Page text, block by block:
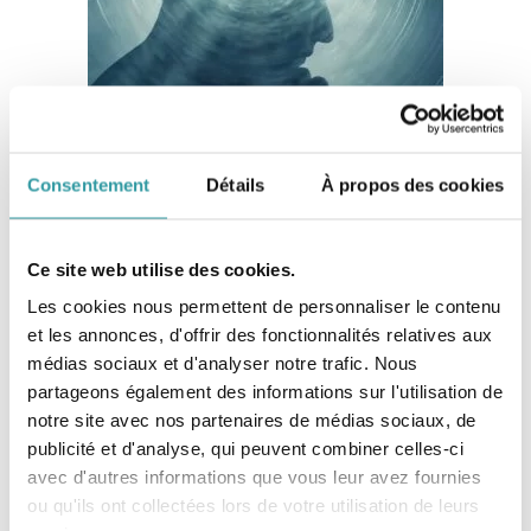
Consentement Détails À propos des cookies
Ce site web utilise des cookies.
Les cookies nous permettent de personnaliser le contenu
et les annonces, d'offrir des fonctionnalités relatives aux
médias sociaux et d'analyser notre trafic. Nous
partageons également des informations sur l'utilisation de
notre site avec nos partenaires de médias sociaux, de
publicité et d'analyse, qui peuvent combiner celles-ci
avec d'autres informations que vous leur avez fournies
ou qu'ils ont collectées lors de votre utilisation de leurs
Devenir Hypnothérapeute
Edupsy® est dirigé par
Anny REY :
Psychanalyste Didacticienne,
Superviseur, Sexologue
Clinicienne,